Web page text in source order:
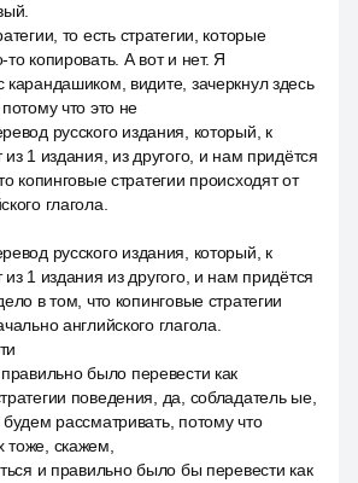
то есть стратегии, которые
копировать. А вот и нет. Я
карандашиком, видите, зачеркнул здесь
что это не
русского издания, который, к
1 издания, из другого, и нам придётся
копинговые стратегии происходят от
глагола.
русского издания, который, к
1 издания из другого, и нам придётся
в том, что копинговые стратегии
английского глагола.
было перевести как
поведения, да, собладатель ые,
рассматривать, потому что
скажем,
и правильно было бы перевести как